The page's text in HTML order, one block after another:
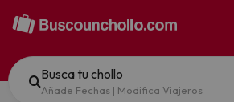
Busca tu chollo
Añade Fechas | Modifica Viajeros